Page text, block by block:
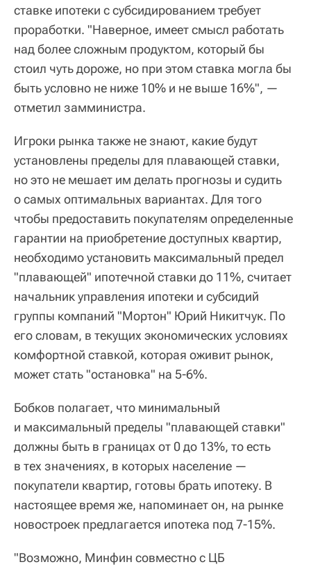
ставке ипотеки с субсидированием требует
проработки. "Наверное, имеет смысл работать
над более сложным продуктом, который бы
стоил чуть дороже, но при этом ставка могла бы
быть условно не ниже 10% и не выше 16%", —
отметил замминистра.
Игроки рынка также не знают, какие будут
установлены пределы для плавающей ставки,
но это не мешает им делать прогнозы и судить
о самых оптимальных вариантах. Для того
чтобы предоставить покупателям определенные
гарантии на приобретение доступных квартир,
необходимо установить максимальный предел
"плавающей" ипотечной ставки до 11%, считает
начальник управления ипотеки и субсидий
группы компаний "Мортон" Юрий Никитчук. По
его словам, в текущих экономических условиях
комфортной ставкой, которая оживит рынок,
может стать "остановка" на 5-6%.
Бобков полагает, что минимальный
и максимальный пределы "плавающей ставки"
должны быть в границах от 0 до 13%, то есть
в тех значениях, в которых население —
покупатели квартир, готовы брать ипотеку. В
настоящее время же, напоминает он, на рынке
новостроек предлагается ипотека под 7-15%.
"Возможно, Минфин совместно с ЦБ